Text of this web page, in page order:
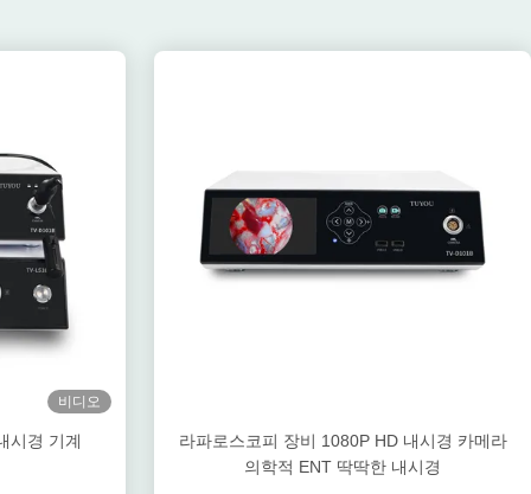
비디오
시경 기계
라파로스코피 장비 1080P HD 내시경 카메라
의학적 ENT 딱딱한 내시경